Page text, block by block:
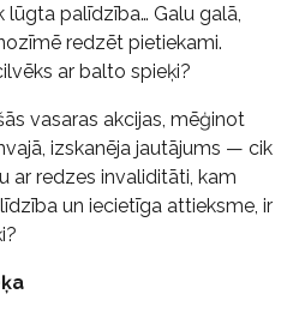
palīdzība… Galu galā,
redzēt pietiekami.
ar balto spieķi?
vasaras akcijas, mēģinot
izskanēja jautājums — cik
ar redzes invaliditāti, kam
un iecietīga attieksme, ir